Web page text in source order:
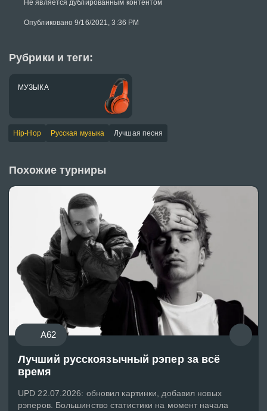
Не является дублированным контентом
Опубликовано 9/16/2021, 3:36 PM
Рубрики и теги:
МУЗЫКА
Hip-Hop Русская музыка Лучшая песня
Похожие турниры
A62
Лучший русскоязычный рэпер за всё
время
UPD 22.07.2026: обновил картинки, добавил новых
рэперов. Большинство статистики на момент начала